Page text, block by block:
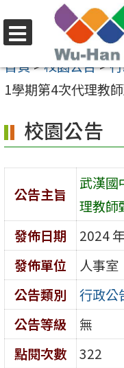
至
要
容
區
選
單
首頁>校園公告>
1學期第4次代理教
校園公告
公告主旨
武漢國
理教師
發佈日期
2024
發佈單位
人事室
公告類別
行政公
公告等級
無
點閱次數
322